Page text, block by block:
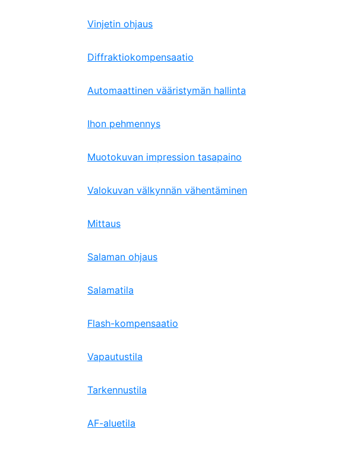
Vinjetin ohjaus
Diffraktiokompensaatio
Automaattinen vääristymän hallinta
Ihon pehmennys
Muotokuvan impression tasapaino
Valokuvan välkynnän vähentäminen
Mittaus
Salaman ohjaus
Salamatila
Flash-kompensaatio
Vapautustila
Tarkennustila
AF-aluetila